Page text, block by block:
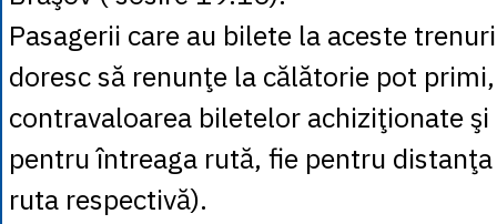
Pasagerii care au bilete la aceste
doresc să renunţe la călătorie pot
contravaloarea biletelor achiziţionate
pentru întreaga rută, fie pentru
ruta respectivă).